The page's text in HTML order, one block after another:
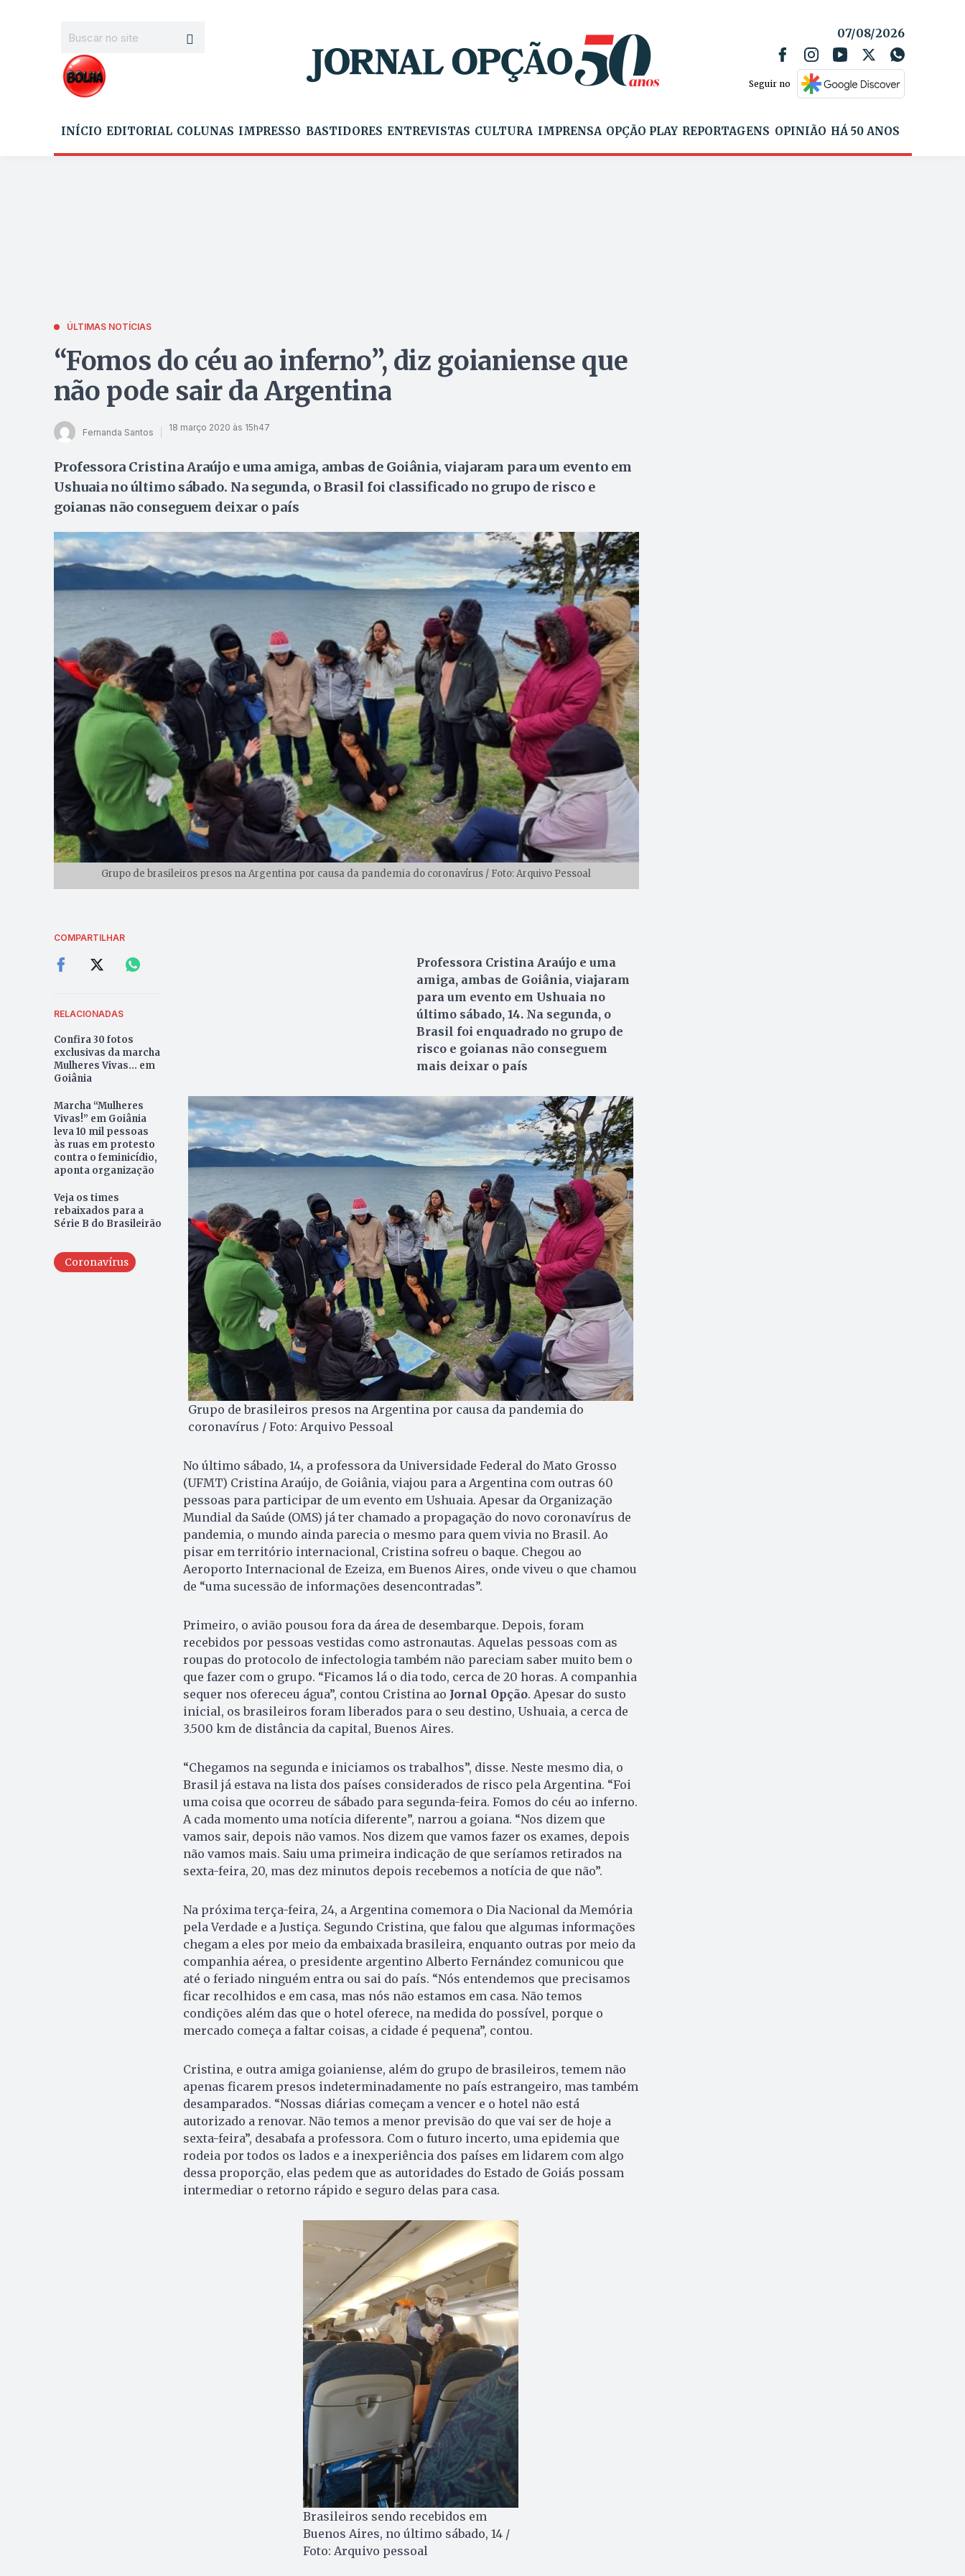
07/08/2026
Seguir no
INÍCIO EDITORIAL COLUNAS IMPRESSO BASTIDORES ENTREVISTAS CULTURA IMPRENSA OPÇÃO PLAY REPORTAGENS OPINIÃO HÁ 50 ANOS
ÚLTIMAS NOTÍCIAS
“Fomos do céu ao inferno”, diz goianiense que
não pode sair da Argentina
Fernanda Santos 18 março 2020 às 15h47
Professora Cristina Araújo e uma amiga, ambas de Goiânia, viajaram para um evento em
Ushuaia no último sábado. Na segunda, o Brasil foi classificado no grupo de risco e
goianas não conseguem deixar o país
Grupo de brasileiros presos na Argentina por causa da pandemia do coronavírus / Foto: Arquivo Pessoal
COMPARTILHAR
RELACIONADAS
Confira 30 fotos
exclusivas da marcha
Mulheres Vivas... em
Goiânia
Marcha “Mulheres
Vivas!” em Goiânia
leva 10 mil pessoas
às ruas em protesto
contra o feminicídio,
aponta organização
Veja os times
rebaixados para a
Série B do Brasileirão
Coronavírus
Professora Cristina Araújo e uma
amiga, ambas de Goiânia, viajaram
para um evento em Ushuaia no
último sábado, 14. Na segunda, o
Brasil foi enquadrado no grupo de
risco e goianas não conseguem
mais deixar o país
Grupo de brasileiros presos na Argentina por causa da pandemia do
coronavírus / Foto: Arquivo Pessoal
No último sábado, 14, a professora da Universidade Federal do Mato Grosso
(UFMT) Cristina Araújo, de Goiânia, viajou para a Argentina com outras 60
pessoas para participar de um evento em Ushuaia. Apesar da Organização
Mundial da Saúde (OMS) já ter chamado a propagação do novo coronavírus de
pandemia, o mundo ainda parecia o mesmo para quem vivia no Brasil. Ao
pisar em território internacional, Cristina sofreu o baque. Chegou ao
Aeroporto Internacional de Ezeiza, em Buenos Aires, onde viveu o que chamou
de “uma sucessão de informações desencontradas”.
Primeiro, o avião pousou fora da área de desembarque. Depois, foram
recebidos por pessoas vestidas como astronautas. Aquelas pessoas com as
roupas do protocolo de infectologia também não pareciam saber muito bem o
que fazer com o grupo. “Ficamos lá o dia todo, cerca de 20 horas. A companhia
sequer nos ofereceu água”, contou Cristina ao Jornal Opção. Apesar do susto
inicial, os brasileiros foram liberados para o seu destino, Ushuaia, a cerca de
3.500 km de distância da capital, Buenos Aires.
“Chegamos na segunda e iniciamos os trabalhos”, disse. Neste mesmo dia, o
Brasil já estava na lista dos países considerados de risco pela Argentina. “Foi
uma coisa que ocorreu de sábado para segunda-feira. Fomos do céu ao inferno.
A cada momento uma notícia diferente”, narrou a goiana. “Nos dizem que
vamos sair, depois não vamos. Nos dizem que vamos fazer os exames, depois
não vamos mais. Saiu uma primeira indicação de que seríamos retirados na
sexta-feira, 20, mas dez minutos depois recebemos a notícia de que não”.
Na próxima terça-feira, 24, a Argentina comemora o Dia Nacional da Memória
pela Verdade e a Justiça. Segundo Cristina, que falou que algumas informações
chegam a eles por meio da embaixada brasileira, enquanto outras por meio da
companhia aérea, o presidente argentino Alberto Fernández comunicou que
até o feriado ninguém entra ou sai do país. “Nós entendemos que precisamos
ficar recolhidos e em casa, mas nós não estamos em casa. Não temos
condições além das que o hotel oferece, na medida do possível, porque o
mercado começa a faltar coisas, a cidade é pequena”, contou.
Cristina, e outra amiga goianiense, além do grupo de brasileiros, temem não
apenas ficarem presos indeterminadamente no país estrangeiro, mas também
desamparados. “Nossas diárias começam a vencer e o hotel não está
autorizado a renovar. Não temos a menor previsão do que vai ser de hoje a
sexta-feira”, desabafa a professora. Com o futuro incerto, uma epidemia que
rodeia por todos os lados e a inexperiência dos países em lidarem com algo
dessa proporção, elas pedem que as autoridades do Estado de Goiás possam
intermediar o retorno rápido e seguro delas para casa.
Brasileiros sendo recebidos em
Buenos Aires, no último sábado, 14 /
Foto: Arquivo pessoal